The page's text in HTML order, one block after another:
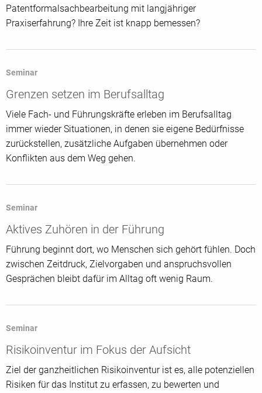
Patentformalsachbearbeitung mit langjähriger
Praxiserfahrung? Ihre Zeit ist knapp bemessen?
Seminar
Grenzen setzen im Berufsalltag
Viele Fach- und Führungskräfte erleben im Berufsalltag
immer wieder Situationen, in denen sie eigene Bedürfnisse
zurückstellen, zusätzliche Aufgaben übernehmen oder
Konflikten aus dem Weg gehen.
Seminar
Aktives Zuhören in der Führung
Führung beginnt dort, wo Menschen sich gehört fühlen. Doch
zwischen Zeitdruck, Zielvorgaben und anspruchsvollen
Gesprächen bleibt dafür im Alltag oft wenig Raum.
Seminar
Risikoinventur im Fokus der Aufsicht
Ziel der ganzheitlichen Risikoinventur ist es, alle potenziellen
Risiken für das Institut zu erfassen, zu bewerten und